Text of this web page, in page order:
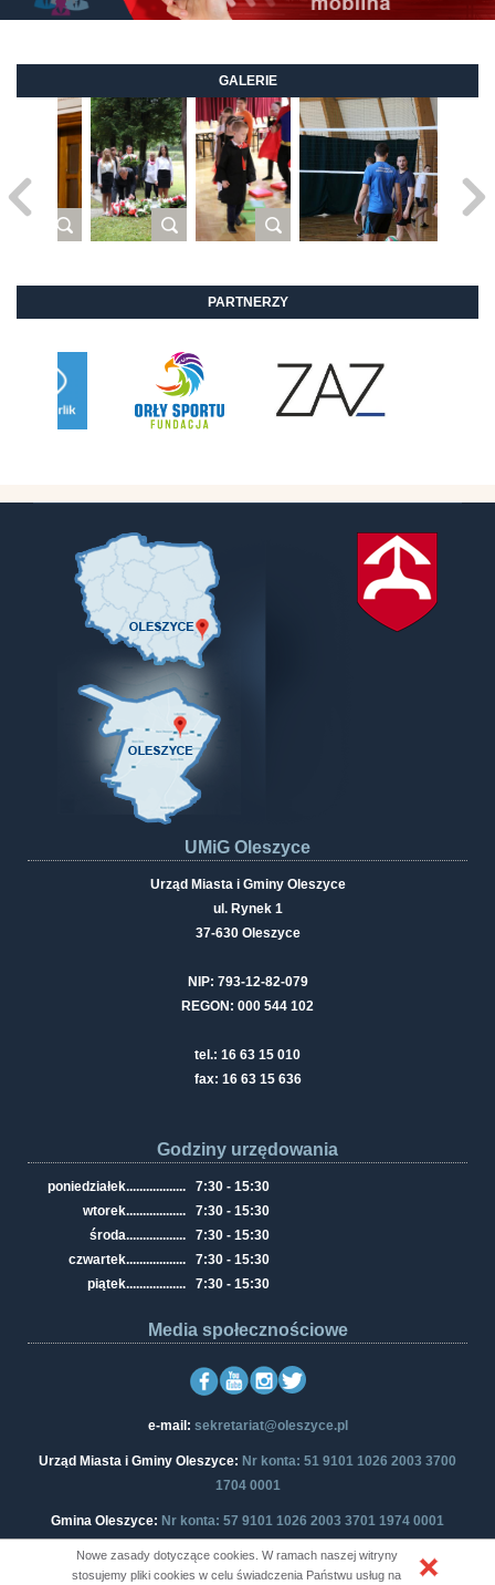
GALERIE
PARTNERZY
UMiG Oleszyce
Urząd Miasta i Gminy Oleszyce
ul. Rynek 1
37-630 Oleszyce
NIP: 793-12-82-079
REGON: 000 544 102
tel.: 16 63 15 010
fax: 16 63 15 636
Godziny urzędowania
poniedziałek..................
7:30 - 15:30
wtorek..................
7:30 - 15:30
środa..................
7:30 - 15:30
czwartek..................
7:30 - 15:30
piątek.................. 7:30 - 15:30
Media społecznościowe
e-mail: sekretariat@oleszyce.pl
Urząd Miasta i Gminy Oleszyce: Nr konta: 51 9101 1026 2003 3700
1704 0001
Gmina Oleszyce: Nr konta: 57 9101 1026 2003 3701 1974 0001
Nowe zasady dotyczące cookies. W ramach naszej witryny
stosujemy pliki cookies w celu świadczenia Państwu usług na